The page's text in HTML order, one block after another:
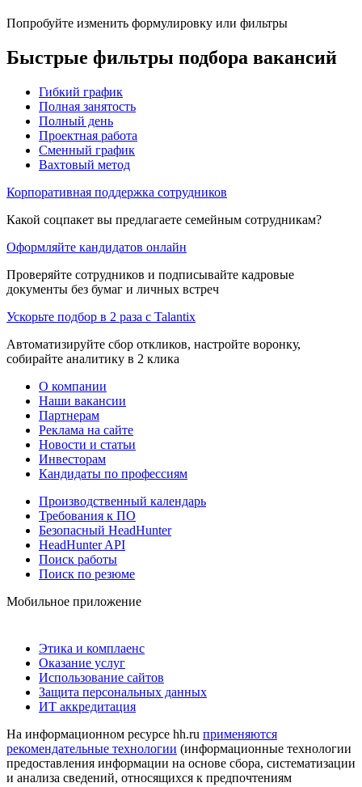
Попробуйте изменить формулировку или фильтры
Быстрые фильтры подбора вакансий
Гибкий график
Полная занятость
Полный день
Проектная работа
Сменный график
Вахтовый метод
Корпоративная поддержка сотрудников
Какой соцпакет вы предлагаете семейным сотрудникам?
Оформляйте кандидатов онлайн
Проверяйте сотрудников и подписывайте кадровые
документы без бумаг и личных встреч
Ускорьте подбор в 2 раза с Talantix
Автоматизируйте сбор откликов, настройте воронку,
собирайте аналитику в 2 клика
О компании
Наши вакансии
Партнерам
Реклама на сайте
Новости и статьи
Инвесторам
Кандидаты по профессиям
Производственный календарь
Требования к ПО
Безопасный HeadHunter
HeadHunter API
Поиск работы
Поиск по резюме
Мобильное приложение
Этика и комплаенс
Оказание услуг
Использование сайтов
Защита персональных данных
ИТ аккредитация
На информационном ресурсе hh.ru применяются
рекомендательные технологии (информационные технологии
предоставления информации на основе сбора, систематизации
и анализа сведений, относящихся к предпочтениям